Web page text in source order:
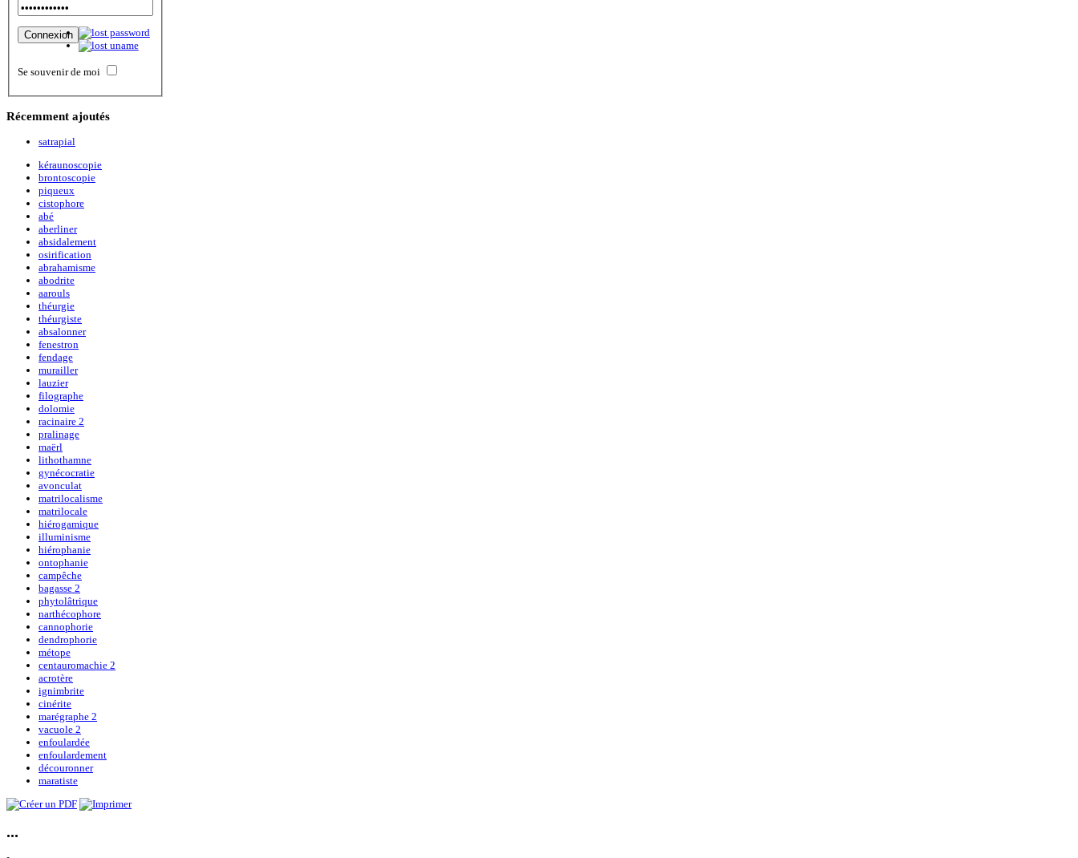
Se souvenir de moi
Récemment ajoutés
satrapial
kéraunoscopie
brontoscopie
piqueux
cistophore
abé
aberliner
absidalement
osirification
abrahamisme
abodrite
aarouls
théurgie
théurgiste
absalonner
fenestron
fendage
murailler
lauzier
filographe
dolomie
racinaire 2
pralinage
maërl
lithothamne
gynécocratie
avonculat
matrilocalisme
matrilocale
hiérogamique
illuminisme
hiérophanie
ontophanie
campêche
bagasse 2
phytolâtrique
narthécophore
cannophorie
dendrophorie
métope
centauromachie 2
acrotère
ignimbrite
cinérite
marégraphe 2
vacuole 2
enfoulardée
enfoulardement
découronner
maratiste
...